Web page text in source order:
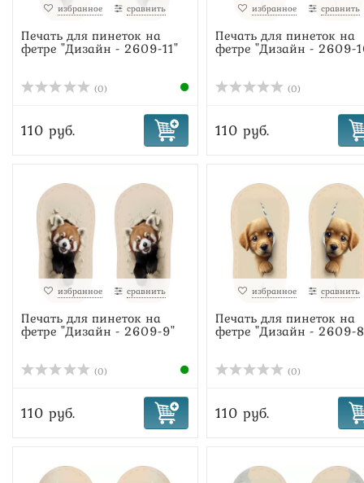
избранное сравнить
Печать для пинеток на
фетре "Дизайн - 2609-11"
(0)
110 руб.
избранное сравнить
Печать для пинеток на
фетре "Дизайн - 2609-
(0)
110 руб.
избранное сравнить
Печать для пинеток на
фетре "Дизайн - 2609-9"
(0)
110 руб.
избранное сравнить
Печать для пинеток на
фетре "Дизайн - 2609-
(0)
110 руб.